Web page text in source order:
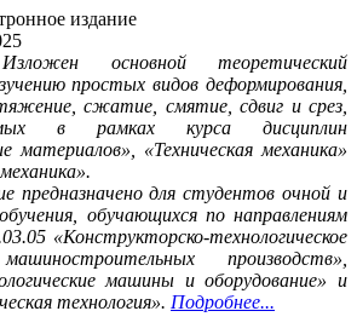
издание
Изложен основной теоретический
простых видов деформирования,
сжатие, смятие, сдвиг и срез,
в рамках курса дисциплин
материалов», «Техническая механика»
предназначено для студентов очной и
обучающихся по направлениям
«Конструкторско-технологическое
производств»,
машины и оборудование» и
технология». Подробнее...